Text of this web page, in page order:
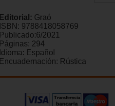
Editorial: Graó
ISBN: 9788418058769
Publicado:6/2021
Páginas: 294
Idioma: Español
Encuadernación: Rústica